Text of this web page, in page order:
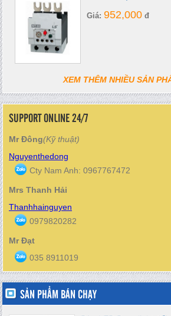
Giá: 952,000 đ
XEM THÊM NHIỀU SẢN
SUPPORT ONLINE 24/7
Mr Đông(Kỹ thuật)
Nguyenthedong
Cty Nam Anh: 0967767472
Mrs Thanh Hải
Thanhhainguyen
0979820282
Mr Đạt
035 8911019
SẢN PHẨM BÁN CHẠY